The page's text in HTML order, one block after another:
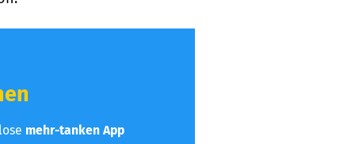
mehr-tanken App